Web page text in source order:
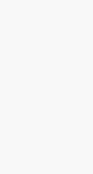
zu